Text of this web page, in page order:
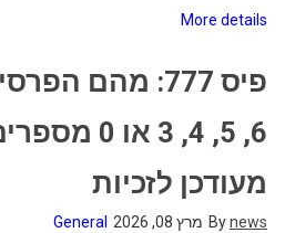
More details
פיס 777: מהם
6, 5, 4, 3 או
מעודכן לזכיות
Bynews מרץ 08, 2026 General